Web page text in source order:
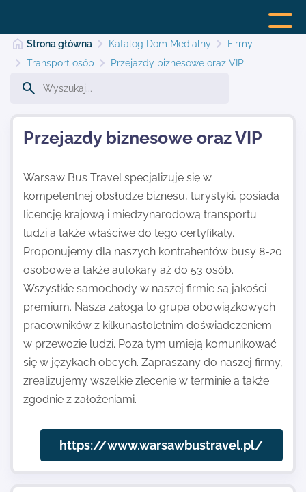
Najnowsze
Kontakt
Strona główna Katalog Dom Medialny
Firmy
Transport osób
Przejazdy biznesowe oraz VIP
Przejazdy biznesowe oraz VIP
Warsaw Bus Travel specjalizuje się w
kompetentnej obsłudze biznesu, turystyki, posiada
licencję krajową i miedzynarodową transportu
ludzi a także właściwe do tego certyfikaty.
Proponujemy dla naszych kontrahentów busy 8-20
osobowe a także autokary aż do 53 osób.
Wszystkie samochody w naszej firmie są jakości
premium. Nasza załoga to grupa obowiązkowych
pracowników z kilkunastoletnim doświadczeniem
w przewozie ludzi. Poza tym umieją komunikować
się w językach obcych. Zapraszany do naszej firmy,
zrealizujemy wszelkie zlecenie w terminie a także
zgodnie z założeniami.
https://www.warsawbustravel.pl/